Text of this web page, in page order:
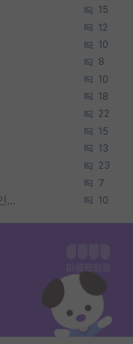
15
12
10
8
10
18
22
15
13
23
7
박사진학하기에 2억은 괜찮은 (?) 정도의 경제력인가요 10